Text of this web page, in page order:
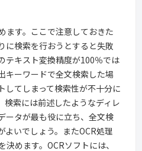
ます。ここで注意しておきた
に検索を行おうとすると失敗
テキスト変換精度が100％では
キーワードで全文検索した場
してしまって検索性が不十分に
検索には前述したようなディレ
ータが最も役に立ち、全文検
よいでしょう。またOCR処理
めます。OCRソフトには、